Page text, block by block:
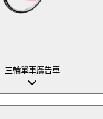
三輪單車廣告車